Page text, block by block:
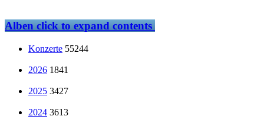
Albenclick to expand contents
Konzerte 55244
2026 1841
2025 3427
2024 3613